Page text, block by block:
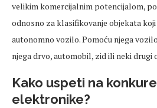
velikim komercijalnim potencijalom,
odnosno za klasifikovanje objekata
autonomno vozilo. Pomoću njega
njega drvo, automobil, zid ili neki drugi
Kako uspeti na
elektronike?